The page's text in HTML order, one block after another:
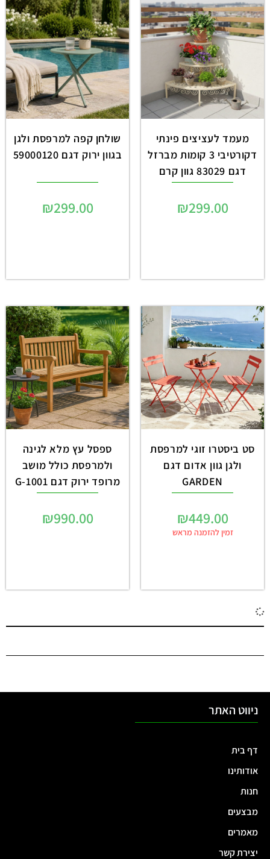
מעמד לעציצים פינתי
דקורטיבי 3 קומות מברזל
דגם 83029 גוון קרם
₪299.00
שולחן קפה למרפסת ולגן
בגוון ירוק דגם 59000120
₪299.00
סט ביסטרו זוגי למרפסת
ולגן גוון אדום דגם
GARDEN
₪449.00
זמין להזמנה מראש
ספסל עץ מלא לגינה
ולמרפסת כולל מושב
מרופד ירוק דגם 1001-G
₪990.00
ניווט האתר
דף בית
אודותינו
חנות
מבצעים
מאמרים
יצירת קשר